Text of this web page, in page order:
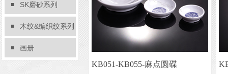
SK磨砂系列
木纹&编织纹系列
画册
KB051-KB055-麻点圆碟